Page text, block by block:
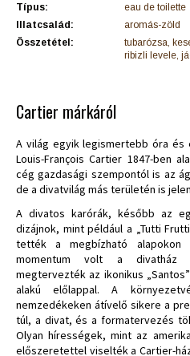
Típus:
eau de toilette
Illatcsalád:
aromás-zöld
Összetétel:
tubarózsa,
ribizli levele,
Cartier márkáról
A világ egyik legismertebb óra
Louis-François Cartier 1847-ben
cég gazdasági szempontól is az
de a divatvilág más területén is
A divatos karórák, később az
dizájnok, mint például a „Tutti
tették a megbízható alapokon
momentum volt a divatház
megtervezték az ikonikus
alakú előlappal. A
nemzedékeken átívelő sikere a
túl, a divat, és a formatervezés
Olyan hírességek, mint az
előszeretettel viselték a Cartier-